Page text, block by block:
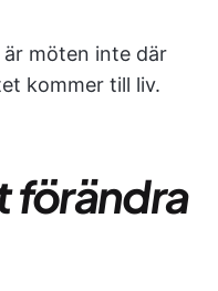
möten inte där
kommer till liv.
förändra